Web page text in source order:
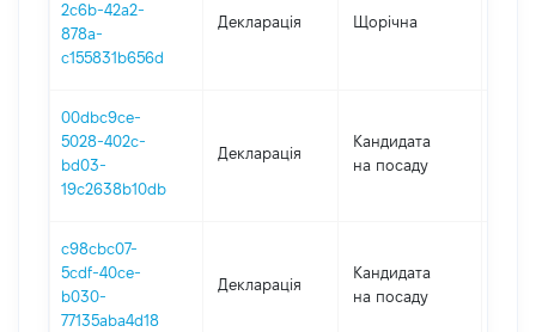
2c6b-42a2-
878a-
c155831b656d
Декларація Щорічна
00dbc9ce-
5028-402c-
bd03-
19c2638b10db
Декларація
Кандидата
на посаду
c98cbc07-
5cdf-40ce-
b030-
77135aba4d18
Декларація
Кандидата
на посаду